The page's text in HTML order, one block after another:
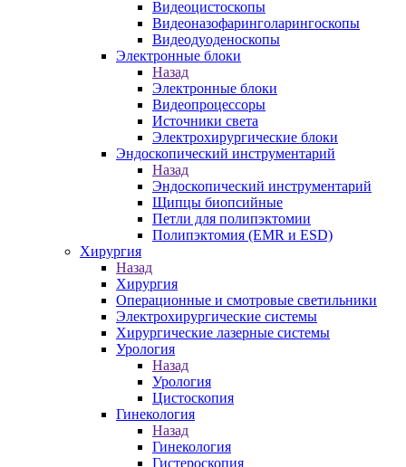
Видеоцистоскопы
Видеоназофаринголарингоскопы
Видеодуоденоскопы
Электронные блоки
Назад
Электронные блоки
Видеопроцессоры
Источники света
Электрохирургические блоки
Эндоскопический инструментарий
Назад
Эндоскопический инструментарий
Щипцы биопсийные
Петли для полипэктомии
Полипэктомия (EMR и ESD)
Хирургия
Назад
Хирургия
Операционные и смотровые светильники
Электрохирургические системы
Хирургические лазерные системы
Урология
Назад
Урология
Цистоскопия
Гинекология
Назад
Гинекология
Гистероскопия